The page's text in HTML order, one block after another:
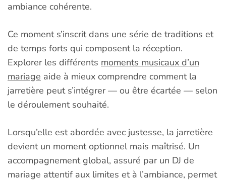
ambiance cohérente.
Ce moment s’inscrit dans une série de traditions et
de temps forts qui composent la réception.
Explorer les différents moments musicaux d’un
mariage aide à mieux comprendre comment la
jarretière peut s’intégrer — ou être écartée — selon
le déroulement souhaité.
Lorsqu’elle est abordée avec justesse, la jarretière
devient un moment optionnel mais maîtrisé. Un
accompagnement global, assuré par un DJ de
mariage attentif aux limites et à l’ambiance, permet